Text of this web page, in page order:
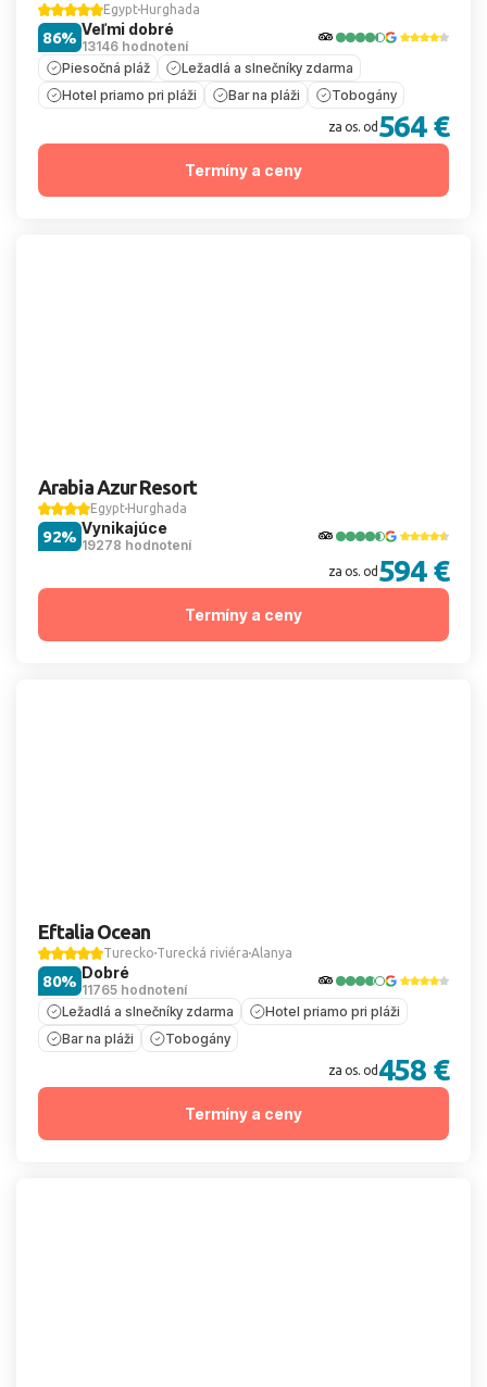
Egypt Hurghada
Veľmi dobré
13146 hodnotení
86%
Piesočná pláž
Ležadlá a slnečníky zdarma
Hotel priamo pri pláži
Bar na pláži Tobogány
za os. od 564 €
Termíny a ceny
Arabia Azur Resort
Egypt Hurghada
Vynikajúce
19278 hodnotení
92%
za os. od 594 €
Termíny a ceny
Eftalia Ocean
Turecko Turecká riviéra Alanya
Dobré
11765 hodnotení
80%
Ležadlá a slnečníky zdarma
Hotel priamo pri pláži
Bar na pláži
Tobogány
za os. od 458 €
Termíny a ceny